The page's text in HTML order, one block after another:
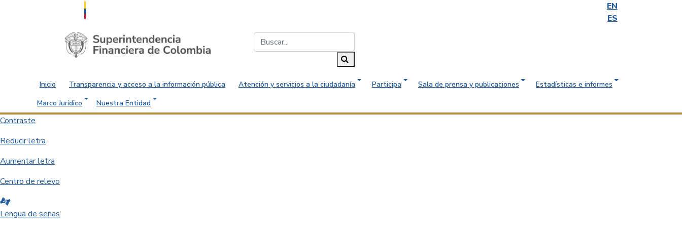
EN
ES
Saltar al contenido principal
Inicio Transparencia y acceso a la información pública Atención y servicios a la ciudadanía Participa Sala de prensa y publicaciones
Estadísticas e informes
Marco Jurídico
Nuestra Entidad
Contraste
Reducir letra
Aumentar letra
Centro de relevo
Lengua de señas